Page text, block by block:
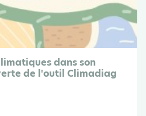
dans son
de l'outil Climadiag